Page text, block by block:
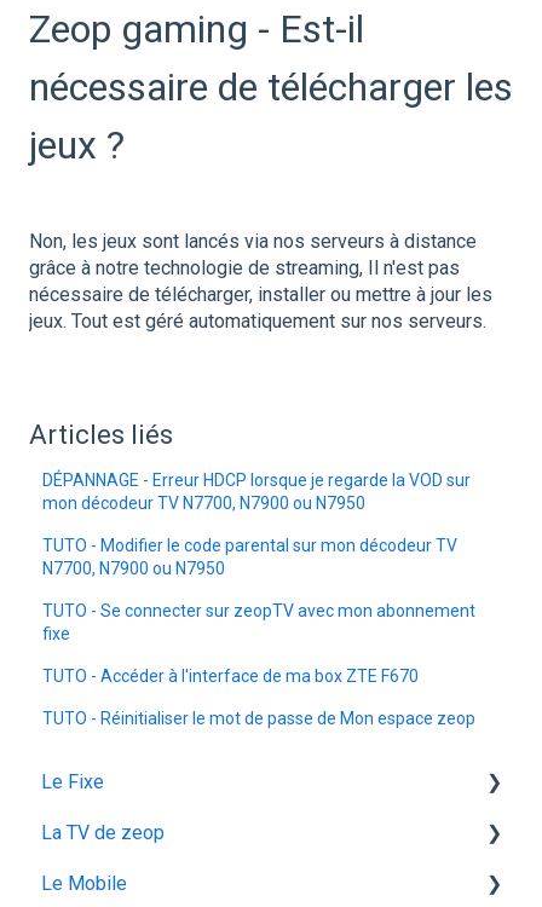
Zeop gaming - Est-il
nécessaire de télécharger les
jeux ?
Non, les jeux sont lancés via nos serveurs à distance
grâce à notre technologie de streaming, Il n'est pas
nécessaire de télécharger, installer ou mettre à jour les
jeux. Tout est géré automatiquement sur nos serveurs.
Articles liés
DÉPANNAGE - Erreur HDCP lorsque je regarde la VOD sur
mon décodeur TV N7700, N7900 ou N7950
TUTO - Modifier le code parental sur mon décodeur TV
N7700, N7900 ou N7950
TUTO - Se connecter sur zeopTV avec mon abonnement
fixe
TUTO - Accéder à l'interface de ma box ZTE F670
TUTO - Réinitialiser le mot de passe de Mon espace zeop
Le Fixe
Facturation
Les services
La TV de zeop
Les bouquets chaines en option
Le Mobile